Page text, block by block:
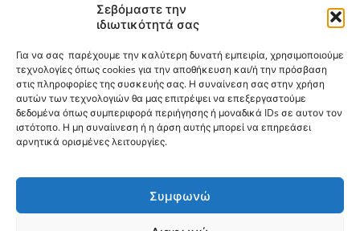
Σεβόμαστε την
ιδιωτικότητά σας
Για να σας παρέχουμε την καλύτερη δυνατή εμπειρία, χρησιμοποιούμε
τεχνολογίες όπως cookies για την αποθήκευση και/ή την πρόσβαση
στις πληροφορίες της συσκευής σας. Η συναίνεση σας στην χρήση
αυτών των τεχνολογιών θα μας επιτρέψει να επεξεργαστούμε
δεδομένα όπως συμπεριφορά περιήγησης ή μοναδικά IDs σε αυτον τον
ιστότοπο. Η μη συναίινεση ή η άρση αυτής μπορεί να επηρεάσει
αρνητικά ορισμένες λειτουργίες.
Συμφωνώ
Η BOXmind παρέχει πληροφοριακές και συμβουλευτικές
υπηρεσίες. Δεν προσφέρει υπηρεσίες ρύθμισης ή
διαγραφής οφειλών.